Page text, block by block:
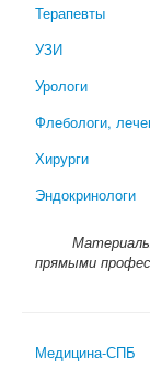
Терапевты
УЗИ
Урологи
Флебологи,
Хирурги
Эндокринологи
прямыми
Медицина-СПБ